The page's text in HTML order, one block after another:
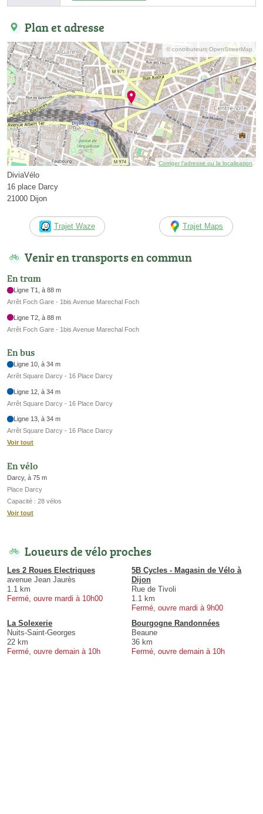
Plan et adresse
© contributeurs OpenStreetMap
Corriger l’adresse ou la localisation
DiviaVélo
16 place Darcy
21000 Dijon
Trajet Waze Trajet Maps
Venir en transports en commun
En tram
Ligne T1, à 88 m
Arrêt Foch Gare - 1bis Avenue Marechal Foch
Ligne T2, à 88 m
Arrêt Foch Gare - 1bis Avenue Marechal Foch
En bus
Ligne 10, à 34 m
Arrêt Square Darcy - 16 Place Darcy
Ligne 12, à 34 m
Arrêt Square Darcy - 16 Place Darcy
Ligne 13, à 34 m
Arrêt Square Darcy - 16 Place Darcy
Voir tout
En vélo
Darcy, à 75 m
Place Darcy
Capacité : 28 vélos
Voir tout
Loueurs de vélo proches
Les 2 Roues Electriques
avenue Jean Jaurès
1.1 km
Fermé, ouvre mardi à 10h00
5B Cycles - Magasin de Vélo à
Dijon
Rue de Tivoli
1.1 km
Fermé, ouvre mardi à 9h00
La Solexerie
Nuits-Saint-Georges
22 km
Fermé, ouvre demain à 10h
Bourgogne Randonnées
Beaune
36 km
Fermé, ouvre demain à 10h